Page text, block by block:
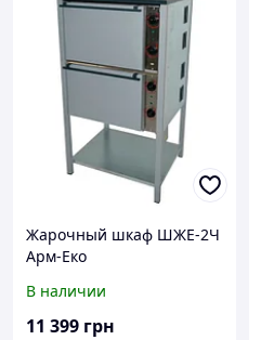
Жарочный шкаф ШЖЕ-2Ч
Арм-Еко
В наличии
11 399 грн